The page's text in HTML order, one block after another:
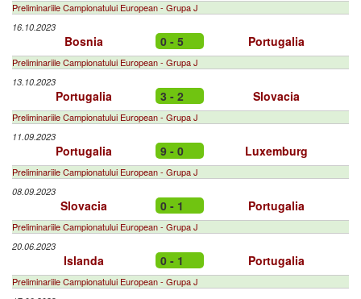
Preliminariile Campionatului European - Grupa J
16.10.2023
Bosnia 0 - 5 Portugalia
Preliminariile Campionatului European - Grupa J
13.10.2023
Portugalia 3 - 2 Slovacia
Preliminariile Campionatului European - Grupa J
11.09.2023
Portugalia 9 - 0 Luxemburg
Preliminariile Campionatului European - Grupa J
08.09.2023
Slovacia 0 - 1 Portugalia
Preliminariile Campionatului European - Grupa J
20.06.2023
Islanda 0 - 1 Portugalia
Preliminariile Campionatului European - Grupa J